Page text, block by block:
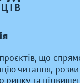
що
читання,
ринку та